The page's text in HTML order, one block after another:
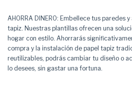
AHORRA DINERO: Embellece tus paredes
tapiz. Nuestras plantillas ofrecen una
hogar con estilo. Ahorrarás
compra y la instalación de papel tapiz
reutilizables, podrás cambiar tu diseño o
lo desees, sin gastar una fortuna.